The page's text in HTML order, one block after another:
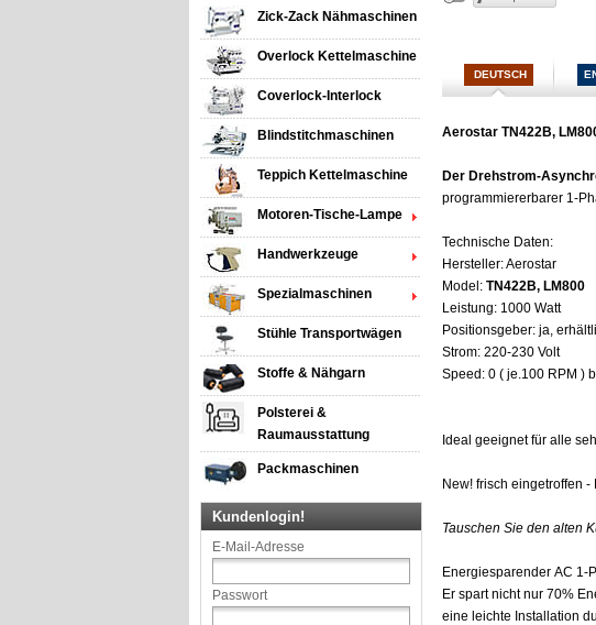
DEUTSCH
Aerostar TN422B,
Der Drehstrom-
programmiererbarer 1-
Technische Daten:
Hersteller: Aerostar
Model: TN422B, LM800
Leistung: 1000 Watt
Positionsgeber: ja,
Strom: 220-230 Volt
Speed: 0 ( je.100 RPM )
Ideal geeignet für alle
New! frisch eingetroffen
Tauschen Sie den alten
Energiesparender AC 1-
Er spart nicht nur 70%
eine leichte Installation
Zick-Zack Nähmaschinen
Overlock Kettelmaschine
Coverlock-Interlock
Blindstitchmaschinen
Teppich Kettelmaschine
Motoren-Tische-Lampe
Handwerkzeuge
Spezialmaschinen
Stühle Transportwägen
Stoffe & Nähgarn
Polsterei &
Raumausstattung
Packmaschinen
Kundenlogin!
E-Mail-Adresse
Passwort